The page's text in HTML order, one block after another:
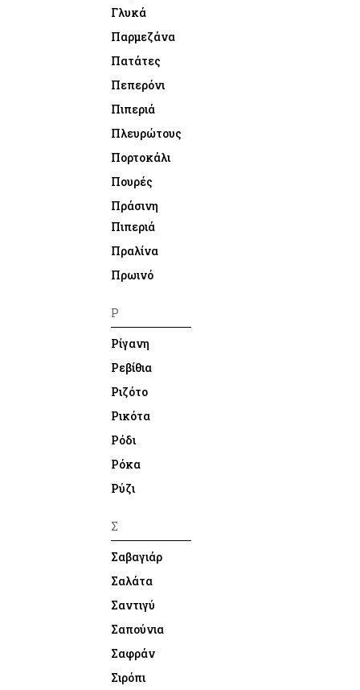
Γλυκά
Παρμεζάνα
Πατάτες
Πεπερόνι
Πιπεριά
Πλευρώτους
Πορτοκάλι
Πουρές
Πράσινη
Πιπεριά
Πραλίνα
Πρωινό
Ρ
Ρίγανη
Ρεβίθια
Ριζότο
Ρικότα
Ρόδι
Ρόκα
Ρύζι
Σ
Σαβαγιάρ
Σαλάτα
Σαντιγύ
Σαπούνια
Σαφράν
Σιρόπι